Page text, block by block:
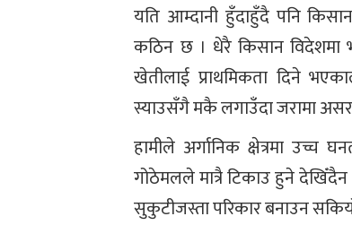
यति आम्दानी हुँदाहुँदै पनि
कठिन छ । धेरै किसान विदेशमा
खेतीलाई प्राथमिकता दिने
स्याउसँगै मकै लगाउँदा जरामा
हामीले अर्गानिक क्षेत्रमा उच्च
गोठेमलले मात्रै टिकाउ हुने देखिँदैन
सुकुटीजस्ता परिकार बनाउन